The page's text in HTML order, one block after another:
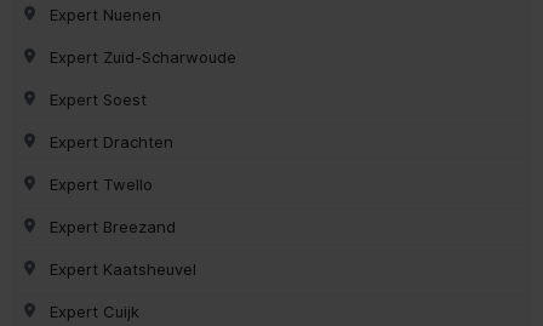
Expert Nuenen
Expert Zuid-Scharwoude
Expert Soest
Expert Drachten
Expert Twello
Expert Breezand
Expert Kaatsheuvel
Expert Cuijk